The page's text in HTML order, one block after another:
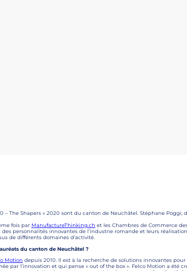
– The Shapers » 2020 sont du canton de Neuchâtel. Stéphane Poggi,
fois par ManufactureThinking.ch et les Chambres de Commerce
personnalités innovantes de l’industrie romande et leurs
de différents domaines d’activité.
du canton de Neuchâtel ?
Motion depuis 2010. Il est à la recherche de solutions innovantes
par l’innovation et qui pense « out of the box ». Felco Motion a été